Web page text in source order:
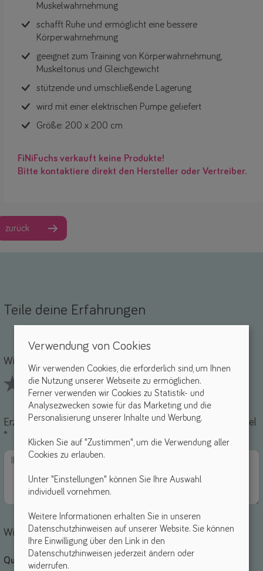
Muskelwahrnehmung
schafft Ruhe und ermöglicht eine bessere
Körperwahrnehmung
geeignet zum Training von Körperwahrnehmung,
Muskeltonus und Gleichgewicht
stützende und umschließende Lagerung
wird mit einer elektrischen Pumpe geliefert
Größe: 200 x 200 cm
FiNiFuchs verkauft keine Produkte!
Bitte kontaktiere direkt den Hersteller oder Vertreiber.
zurück
Teile deine Erfahrungen
Wie findest du dieses Hilfsmittel? *
2 Stars3 Stars4 Stars5 Stars
Erzähle uns von deinen Erfahrungen mit diesem Hilfsmittel
*
Wie bewertest du die einzelnen Punkte?
Qualität *
Verwendung von Cookies
Wir verwenden Cookies, die erforderlich sind, um Ihnen
die Nutzung unserer Webseite zu ermöglichen.
Ferner verwenden wir Cookies zu Statistik- und
Analysezwecken sowie für das Marketing und die
Personalisierung unserer Inhalte und Werbung.
Klicken Sie auf "Zustimmen", um die Verwendung aller
Cookies zu erlauben.
Unter "Einstellungen" können Sie Ihre Auswahl
individuell vornehmen.
Weitere Informationen erhalten Sie in unseren
Datenschutzhinweisen auf unserer Website. Sie können
Ihre Einwilligung über den Link in den
Datenschutzhinweisen jederzeit ändern oder
widerrufen.